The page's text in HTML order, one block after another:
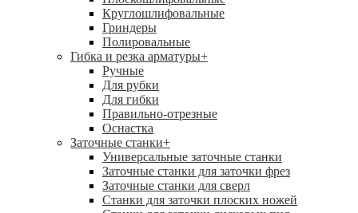
Круглошлифовальные
Гриндеры
Полировальные
Гибка и резка арматуры+
Ручные
Для рубки
Для гибки
Правильно-отрезные
Оснастка
Заточные станки+
Универсальные заточные станки
Заточные станки для заточки фрез
Заточные станки для сверл
Станки для заточки плоских ножей